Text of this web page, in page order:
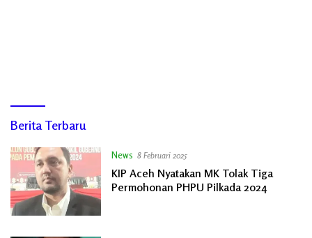
RAJANEWS
Berita Terbaru
News 8 Februari 2025
KIP Aceh Nyatakan MK Tolak Tiga
Permohonan PHPU Pilkada 2024